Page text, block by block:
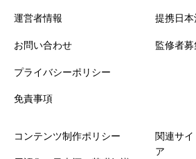
運営者情報
お問い合わせ
プライバシーポリシー
免責事項
提携日
監修者募
コンテンツ制作ポリシー
関連サ
ア